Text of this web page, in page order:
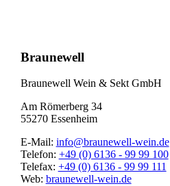
obenBraunewell
Braunewell Wein & Sekt GmbH
Am Römerberg 34
55270 Essenheim
E-Mail: info@braunewell-wein.de
Telefon: +49 (0) 6136 - 99 99 100
Telefax: +49 (0) 6136 - 99 99 111
Web: braunewell-wein.de